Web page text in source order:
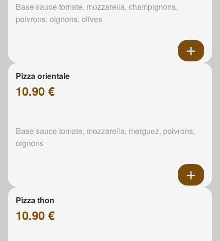
Base sauce tomate, mozzarella, champignons,
poivrons, oignons, olives
Pizza orientale
10.90 €
Base sauce tomate, mozzarella, merguez, poivrons,
oignons
Pizza thon
10.90 €